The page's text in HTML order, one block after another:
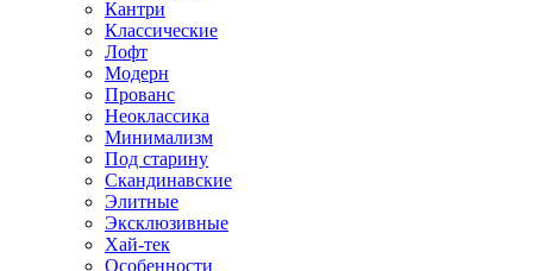
Кантри
Классические
Лофт
Модерн
Прованс
Неоклассика
Минимализм
Под старину
Скандинавские
Элитные
Эксклюзивные
Хай-тек
Особенности